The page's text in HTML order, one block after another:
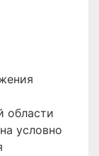
области
условно